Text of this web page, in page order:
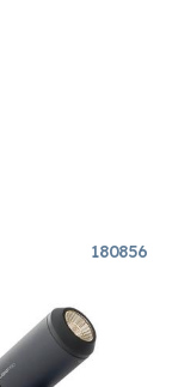
180856